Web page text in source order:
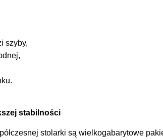
szyby,
stabilności
stolarki są wielkogabarytowe